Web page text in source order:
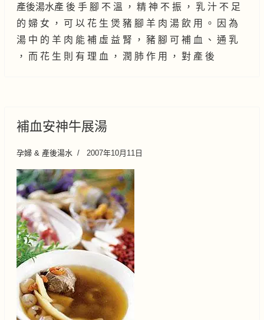
產後湯水產 後 手 腳 不 溫 ， 精 神 不 振 ， 乳 汁 不 足
的 婦 女 ， 可 以 花 生 煲 豬 腳 羊 肉 湯 飲 用 。 因 為
湯 中 的 羊 肉 能 補 虛 益 腎 ， 豬 腳 可 補 血 、 通 乳
， 而 花 生 則 有 理 血 ， 潤 肺 作 用 ， 對 產 後
補血安神牛展湯
孕婦 & 產後湯水 2007年10月11日